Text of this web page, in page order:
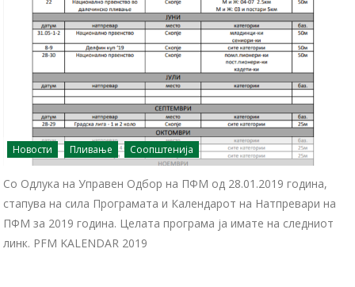
Новости Пливање Соопштенија
Со Одлука на Управен Одбор на ПФМ од 28.01.2019 година,
стапува на сила Програмата и Календарот на Натпревари на
ПФМ за 2019 година. Целата програма ја имате на следниот
линк. PFM KALENDAR 2019